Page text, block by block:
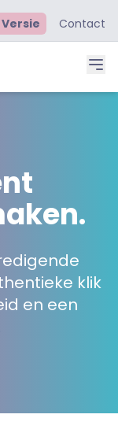
Versie Contact
klik
en een